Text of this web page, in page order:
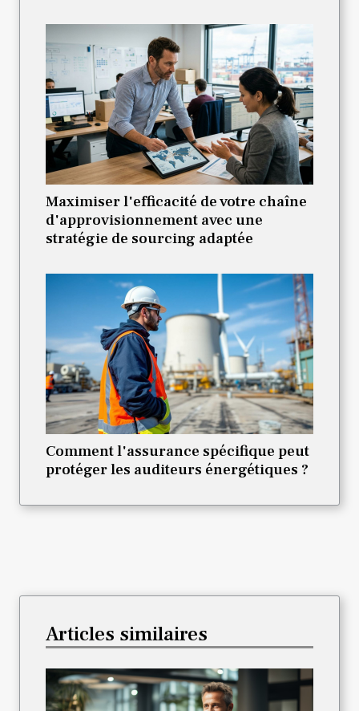
Maximiser l'efficacité de votre chaîne
d'approvisionnement avec une
stratégie de sourcing adaptée
Comment l'assurance spécifique peut
protéger les auditeurs énergétiques ?
Articles similaires